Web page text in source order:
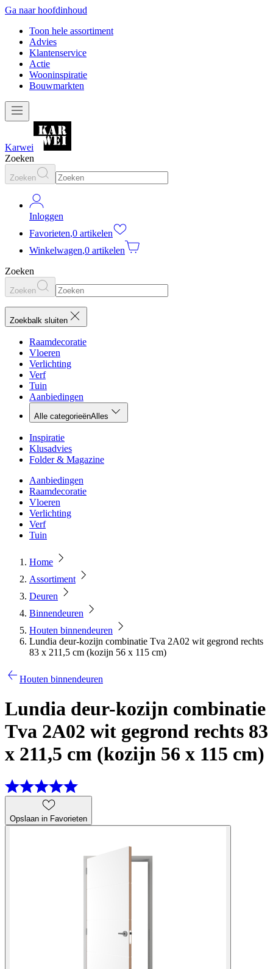
Ga naar hoofdinhoud
Toon hele assortiment
Advies
Klantenservice
Actie
Wooninspiratie
Bouwmarkten
Karwei
Zoeken
Zoeken
Inloggen
Favorieten,0 artikelen
Winkelwagen,0 artikelen
Zoeken
Zoeken
Zoekbalk sluiten
Raamdecoratie
Vloeren
Verlichting
Verf
Tuin
Aanbiedingen
Alle categorieënAlles
Inspiratie
Klusadvies
Folder & Magazine
Aanbiedingen
Raamdecoratie
Vloeren
Verlichting
Verf
Tuin
Home
Assortiment
Deuren
Binnendeuren
Houten binnendeuren
Lundia deur-kozijn combinatie Tva 2A02 wit gegrond rechts
83 x 211,5 cm (kozijn 56 x 115 cm)
Houten binnendeuren
Lundia deur-kozijn combinatie
Tva 2A02 wit gegrond rechts 83
x 211,5 cm (kozijn 56 x 115 cm)
Opslaan in Favorieten